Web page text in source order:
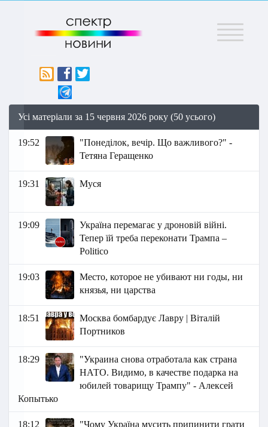
Меню
Усі матеріали за 15 червня 2026 року (50 усього)
19:52
"Понеділок, вечір. Що важливого?" -
Тетяна Геращенко
19:31 Муся
19:09
Україна перемагає у дроновій війні.
Тепер їй треба переконати Трампа –
Politico
19:03
Место, которое не убивают ни годы, ни
князья, ни царства
18:51
Москва бомбардує Лавру | Віталій
Портников
18:29
"Украина снова отработала как страна
НАТО. Видимо, в качестве подарка на
юбилей товарищу Трампу" - Алексей
Копытько
18:12
"Чому Україна мусить припинити грати